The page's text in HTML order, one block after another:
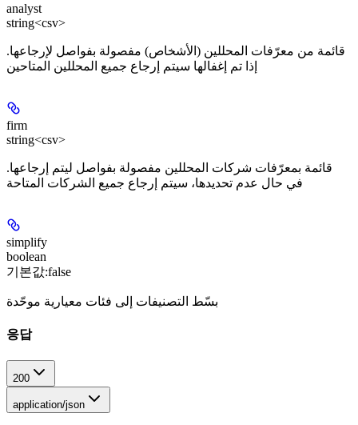
analyst
string<csv>
قائمة من معرّفات المحللين (الأشخاص) مفصولة بفواصل لإرجاعها.
إذا تم إغفالها سيتم إرجاع جميع المحللين المتاحين
firm
string<csv>
قائمة بمعرّفات شركات المحللين مفصولة بفواصل ليتم إرجاعها.
في حال عدم تحديدها، سيتم إرجاع جميع الشركات المتاحة
simplify
boolean
기본값:false
بسّط التصنيفات إلى فئات معيارية موحّدة
응답
200
application/json